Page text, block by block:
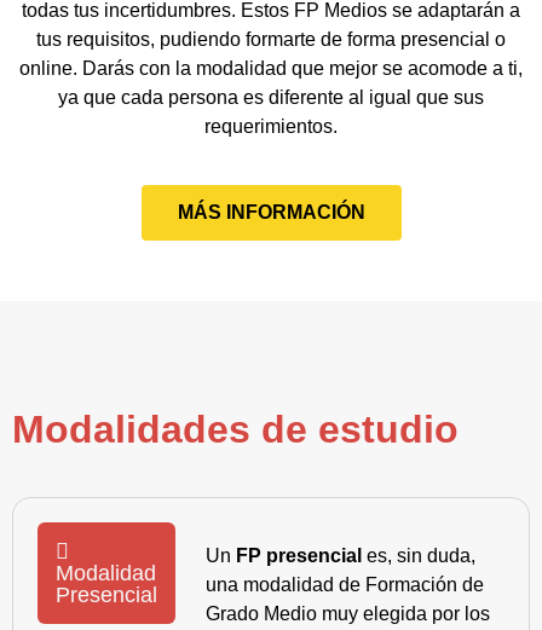
todas tus incertidumbres. Estos FP Medios se adaptarán a
tus requisitos, pudiendo formarte de forma presencial o
online. Darás con la modalidad que mejor se acomode a ti,
ya que cada persona es diferente al igual que sus
requerimientos.
MÁS INFORMACIÓN
Modalidades de estudio
Modalidad
Presencial
Un FP presencial es, sin duda,
una modalidad de Formación de
Grado Medio muy elegida por los